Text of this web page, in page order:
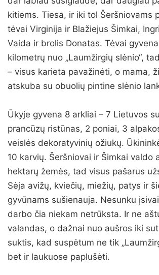
kitiems. Tiesa, ir iki tol Šeršniovams
tėvai Virginija ir Blažiejus Šimkai,
Vaida ir brolis Donatas. Tėvai
kilometrų nuo „Laumžirgių slėnio“,
– visus karieta pavažinėti, o mama,
atskuba su obuolių pintine slėnio
Ūkyje gyvena 8 arkliai – 7 Lietuvos
prancūzų ristūnas, 2 poniai, 3
veislės dekoratyvinių ožiukų.
10 karvių. Šeršniovai ir Šimkai valdo
hektarų žemės, tad visus pašarus
Sėja avižų, kviečių, miežių, patys ir
gyvūnams sušienauja. Nesunku
darbo čia niekam netrūksta. Ir ne
valandas, o dažnai nuo aušros iki
suktis, kad suspėtum ne tik
bet ir laukuose paplušėti.